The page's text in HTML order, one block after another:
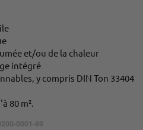
et/ou de la chaleur
intégré
y compris DIN Ton 33404
80 m².
0001-99